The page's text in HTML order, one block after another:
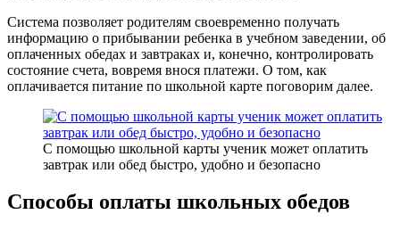
Система позволяет родителям своевременно получать
информацию о прибывании ребенка в учебном заведении, об
оплаченных обедах и завтраках и, конечно, контролировать
состояние счета, вовремя внося платежи. О том, как
оплачивается питание по школьной карте поговорим далее.
С помощью школьной карты ученик может оплатить
завтрак или обед быстро, удобно и безопасно
Способы оплаты школьных обедов